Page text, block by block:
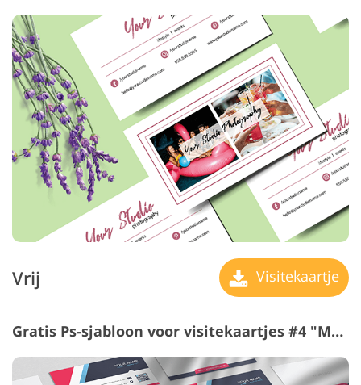
Vrij Visitekaartje
Gratis Ps-sjabloon voor visitekaartjes #4 "Modern Styling"